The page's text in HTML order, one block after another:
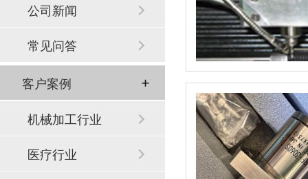
公司新闻
常见问答
客户案例
机械加工行业
医疗行业